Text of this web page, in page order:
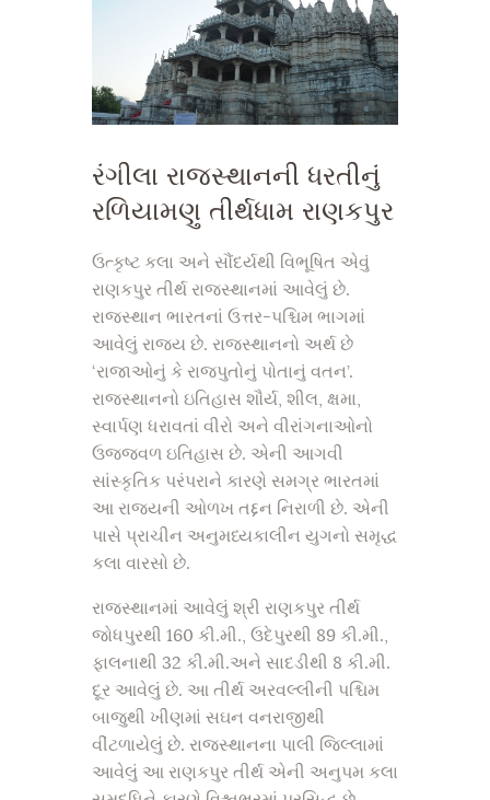
રંગીલા રાજસ્થાનની ધરતીનું
રળિયામણુ તીર્થધામ રાણકપુર
ઉત્કૃષ્ટ કલા અને સૌંદર્યથી વિભૂષિત એવું
રાણકપુર તીર્થ રાજસ્થાનમાં આવેલું છે.
રાજસ્થાન ભારતનાં ઉત્તર-પશ્ચિમ ભાગમાં
આવેલું રાજ્ય છે. રાજસ્થાનનો અર્થ છે
‘રાજાઓનું કે રાજપુતોનું પોતાનું વતન’.
રાજસ્થાનનો ઇતિહાસ શૌર્ય, શીલ, ક્ષમા,
સ્વાર્પણ ધરાવતાં વીરો અને વીરાંગનાઓનો
ઉજ્જવળ ઇતિહાસ છે. એની આગવી
સાંસ્કૃતિક પરંપરાને કારણે સમગ્ર ભારતમાં
આ રાજ્યની ઓળખ તદ્દન નિરાળી છે. એની
પાસે પ્રાચીન અનુમધ્‍યકાલીન યુગનો સમૃદ્ધ
કલા વારસો છે.
રાજસ્થાનમાં આવેલું શ્રી રાણકપુર તીર્થ
જોધપુરથી 160 કી.મી., ઉદેપુરથી 89 કી.મી.,
ફાલનાથી 32 કી.મી.અને સાદડીથી 8 કી.મી.
દૂર આવેલું છે. આ તીર્થ અરવલ્લીની પશ્ચિમ
બાજુથી ખીણમાં સઘન વનરાજીથી
વીંટળાયેલું છે. રાજસ્થાનના પાલી જિલ્લામાં
આવેલું આ રાણકપુર તીર્થ એની અનુપમ કલા